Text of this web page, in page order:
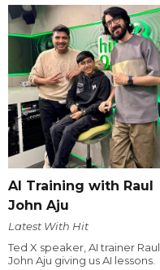
AI Training with Raul
John Aju
Latest With Hit
Ted X speaker, AI trainer Raul
John Aju giving us AI lessons.